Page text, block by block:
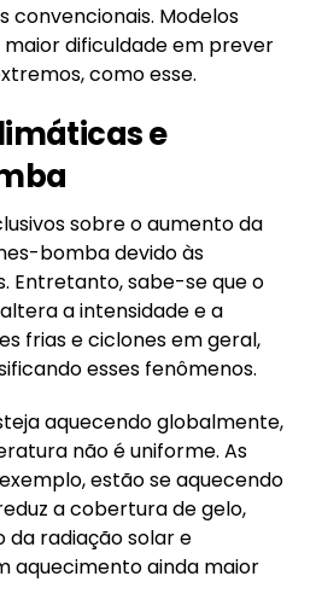
convencionais. Modelos
dificuldade em prever
como esse.
e
sobre o aumento da
bomba devido às
Entretanto, sabe-se que o
a intensidade e a
frias e ciclones em geral,
esses fenômenos.
aquecendo globalmente,
não é uniforme. As
estão se aquecendo
a cobertura de gelo,
da radiação solar e
aquecimento ainda maior